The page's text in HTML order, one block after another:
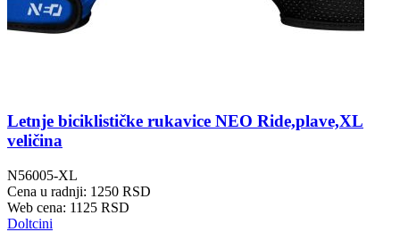
Letnje biciklističke rukavice NEO Ride,plave,XL
veličina
N56005-XL
Cena u radnji: 1250 RSD
Web cena: 1125 RSD
Doltcini